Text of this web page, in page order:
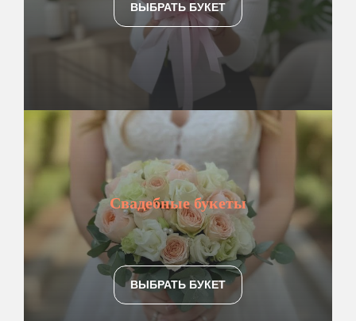
ВЫБРАТЬ БУКЕТ
Свадебные букеты
ВЫБРАТЬ БУКЕТ